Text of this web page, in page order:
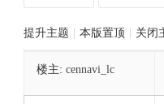
提升主题 本版置顶 关闭
楼主: cennavi_lc